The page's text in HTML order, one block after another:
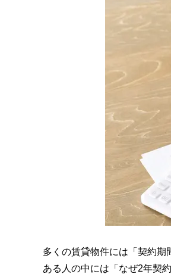
多くの賃貸物件には「契約
ある人の中には「なぜ2年契